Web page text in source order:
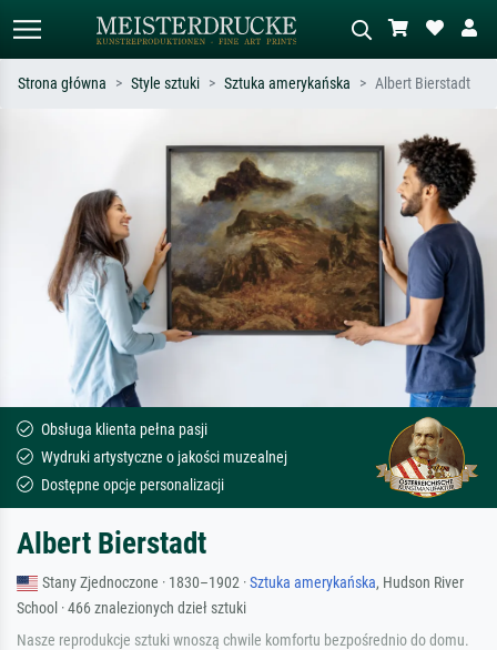
Szukaj wg artysty, tytułu lub stylu – np.
Monet, Gwiaździsta noc,
impresjonizm, fala Hokusaia, akt.
Opisz scenę – np. zielona łąka,
abstrakcja z czerwienią, ciemny olej,
stojący akt obok drzewa.
Strona główna Style sztuki Sztuka amerykańska Albert Bierstadt
Obsługa klienta pełna pasji
Wydruki artystyczne o jakości muzealnej
Dostępne opcje personalizacji
Albert Bierstadt
Stany Zjednoczone · 1830–1902 ·Sztuka amerykańska, Hudson River
School · 466 znalezionych dzieł sztuki
Nasze reprodukcje sztuki wnoszą chwile komfortu bezpośrednio do domu.